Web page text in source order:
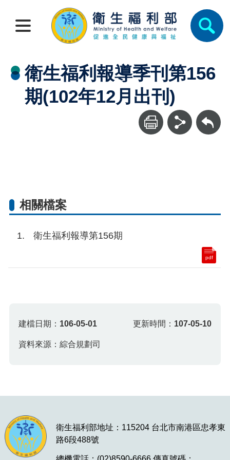
衛生福利報導季刊第156
期(102年12月出刊)
回上一頁
相關檔案
衛生福利報導第156期
pdf
建檔日期： 106-05-01 更新時間： 107-05-10
資料來源：綜合規劃司
衛生福利部地址：115204 台北市南港區忠孝東
路6段488號